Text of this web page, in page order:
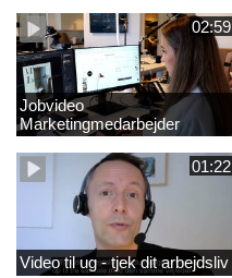
02:59
Jobvideo
Marketingmedarbejder
01:22
Video til ug - tjek dit arbejdsliv